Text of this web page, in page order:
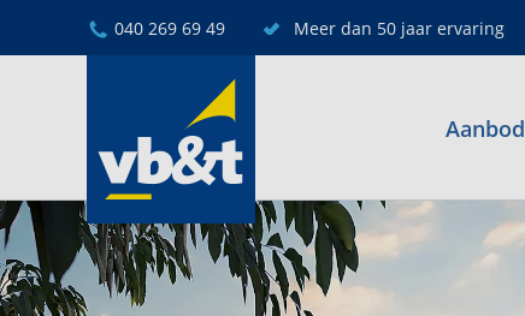
040 269 69 49 Meer dan 50 jaar ervaring
Aanbod